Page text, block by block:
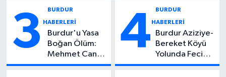
Haber!
3 BURDUR
HABERLERİ
Burdur'u Yasa
Boğan Ölüm:
Mehmet Can
Atıcı Genç
4 BURDUR
HABERLERİ
Burdur Aziziye-
Bereket Köyü
Yolunda Feci
Kaza: 1 Ölü, 2